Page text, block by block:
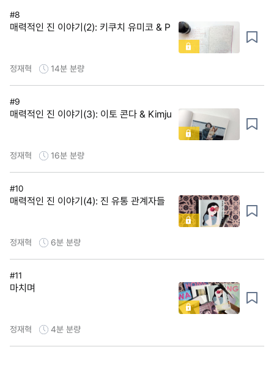
#8
매력적인 진 이야기(2): 키쿠치 유미코 & P
정재혁 14분 분량
#9
매력적인 진 이야기(3): 이토 콘다 & Kimju
정재혁 16분 분량
#10
매력적인 진 이야기(4): 진 유통 관계자들
정재혁 6분 분량
#11
마치며
정재혁 4분 분량